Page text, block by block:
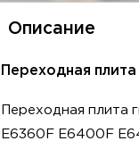
Описание
Переходная
Переходная плита
E6360F E6400F